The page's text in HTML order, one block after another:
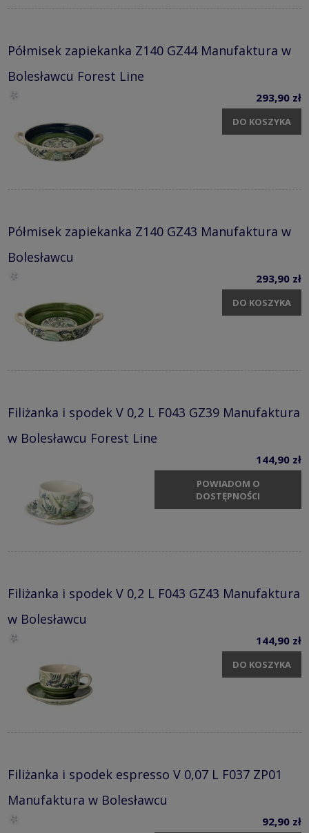
Półmisek zapiekanka Z140 GZ44 Manufaktura w
Bolesławcu Forest Line
293,90 zł
DO KOSZYKA
Półmisek zapiekanka Z140 GZ43 Manufaktura w
Bolesławcu
293,90 zł
DO KOSZYKA
Filiżanka i spodek V 0,2 L F043 GZ39 Manufaktura
w Bolesławcu Forest Line
144,90 zł
POWIADOM O
DOSTĘPNOŚCI
Filiżanka i spodek V 0,2 L F043 GZ43 Manufaktura
w Bolesławcu
144,90 zł
DO KOSZYKA
Filiżanka i spodek espresso V 0,07 L F037 ZP01
Manufaktura w Bolesławcu
92,90 zł